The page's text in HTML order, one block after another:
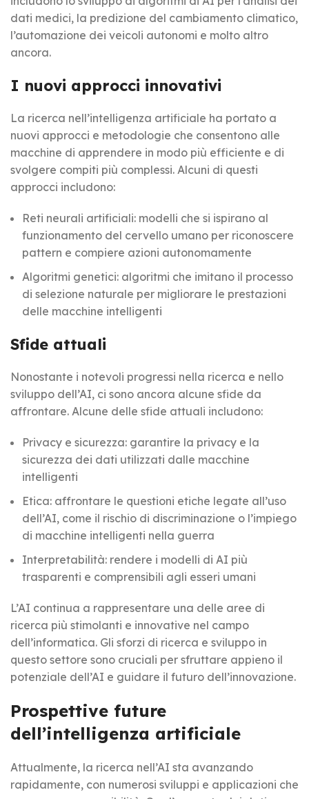
dati medici, la predizione del cambiamento climatico,
l’automazione dei veicoli autonomi e molto altro
ancora.
I nuovi approcci innovativi
La ricerca nell’intelligenza artificiale ha portato a
nuovi approcci e metodologie che consentono alle
macchine di apprendere in modo più efficiente e di
svolgere compiti più complessi. Alcuni di questi
approcci includono:
Reti neurali artificiali: modelli che si ispirano al
funzionamento del cervello umano per riconoscere
pattern e compiere azioni autonomamente
Algoritmi genetici: algoritmi che imitano il processo
di selezione naturale per migliorare le prestazioni
delle macchine intelligenti
Sfide attuali
Nonostante i notevoli progressi nella ricerca e nello
sviluppo dell’AI, ci sono ancora alcune sfide da
affrontare. Alcune delle sfide attuali includono:
Privacy e sicurezza: garantire la privacy e la
sicurezza dei dati utilizzati dalle macchine
intelligenti
Etica: affrontare le questioni etiche legate all’uso
dell’AI, come il rischio di discriminazione o l’impiego
di macchine intelligenti nella guerra
Interpretabilità: rendere i modelli di AI più
trasparenti e comprensibili agli esseri umani
L’AI continua a rappresentare una delle aree di
ricerca più stimolanti e innovative nel campo
dell’informatica. Gli sforzi di ricerca e sviluppo in
questo settore sono cruciali per sfruttare appieno il
potenziale dell’AI e guidare il futuro dell’innovazione.
Prospettive future
dell’intelligenza artificiale
Attualmente, la ricerca nell’AI sta avanzando
rapidamente, con numerosi sviluppi e applicazioni che